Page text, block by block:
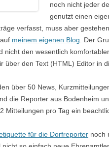
noch nicht jeder
genutzt einen
verfasst, muss aber
meinem eigenen Blog. Der
nicht den wesentlich
über den Text (HTML) Editor in
über 50 News,
die Reporter aus Bodenheim
Mitteilungen pro Tag ein
für die Dorfreporter noch